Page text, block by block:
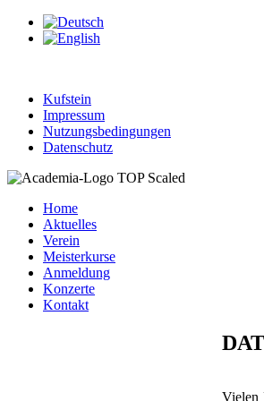
Kufstein
Impressum
Nutzungsbedingungen
Datenschutz
Home
Aktuelles
Verein
Meisterkurse
Anmeldung
Konzerte
Kontakt
Vielen